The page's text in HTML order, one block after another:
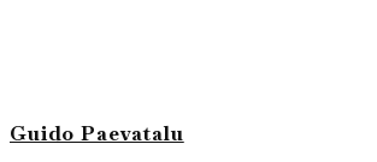
Guido Paevatalu